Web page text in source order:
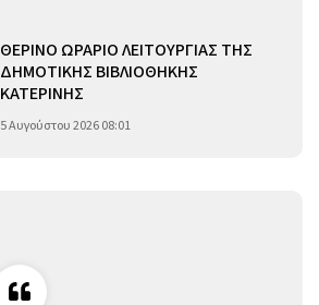
ΘΕΡΙΝΟ ΩΡΑΡΙΟ ΛΕΙΤΟΥΡΓΙΑΣ ΤΗΣ
ΔΗΜΟΤΙΚΗΣ ΒΙΒΛΙΟΘΗΚΗΣ
ΚΑΤΕΡΙΝΗΣ
5 Αυγούστου 2026 08:01